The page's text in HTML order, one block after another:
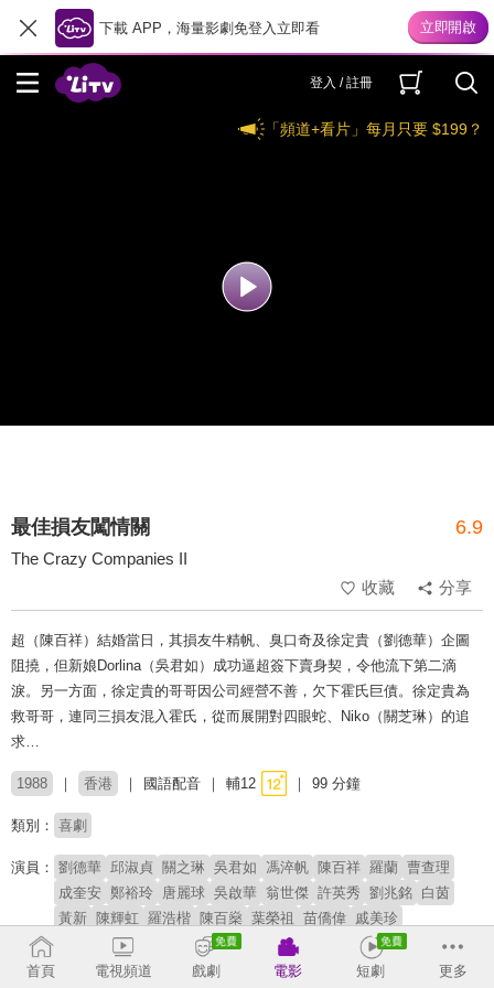
下載 APP，海量影劇免登入立即看
登入 / 註冊
「頻道+看片」每月只要 $199？
最佳損友闖情關 6.9
The Crazy Companies II
收藏
分享
超（陳百祥）結婚當日，其損友牛精帆、臭口奇及徐定貴（劉德華）企圖
阻撓，但新娘Dorlina（吳君如）成功逼超簽下賣身契，令他流下第二滴
淚。另一方面，徐定貴的哥哥因公司經營不善，欠下霍氏巨債。徐定貴為
救哥哥，連同三損友混入霍氏，從而展開對四眼蛇、Niko（關芝琳）的追
求…
1988 香港 國語配音 輔12 99 分鐘
類別： 喜劇
演員： 劉德華 邱淑貞 關之琳 吳君如 馮淬帆 陳百祥 羅蘭 曹查理
成奎安 鄭裕玲 唐麗球 吳啟華 翁世傑 許英秀 劉兆銘 白茵
黃新
陳輝虹 羅浩楷 陳百燊 葉榮祖 苗僑偉 戚美珍
導演：
首頁 電視頻道 戲劇 電影 短劇 更多